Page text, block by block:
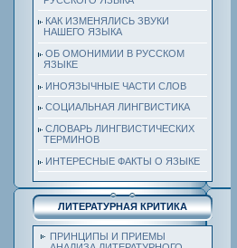
КАК ИЗМЕНЯЛИСЬ ЗВУКИ
НАШЕГО ЯЗЫКА
ОБ ОМОНИМИИ В РУССКОМ
ЯЗЫКЕ
ИНОЯЗЫЧНЫЕ ЧАСТИ СЛОВ
СОЦИАЛЬНАЯ ЛИНГВИСТИКА
СЛОВАРЬ ЛИНГВИСТИЧЕСКИХ
ТЕРМИНОВ
ИНТЕРЕСНЫЕ ФАКТЫ О ЯЗЫКЕ
ЛИТЕРАТУРНАЯ КРИТИКА
ПРИНЦИПЫ И ПРИЕМЫ